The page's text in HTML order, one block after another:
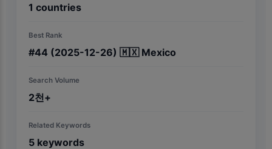
1 countries
Best Rank
#44 (2025-12-26) 🇲🇽 Mexico
Search Volume
2천+
Related Keywords
5 keywords